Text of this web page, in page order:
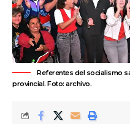
Referentes del socialismo
provincial. Foto: archivo.